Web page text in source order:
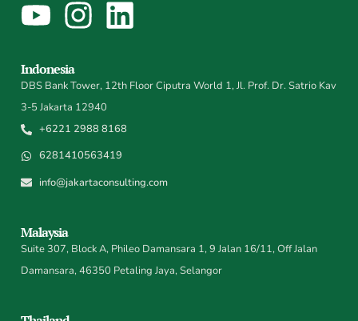
Indonesia
DBS Bank Tower, 12th Floor Ciputra World 1, Jl. Prof. Dr. Satrio Kav
3-5 Jakarta 12940
+6221 2988 8168
6281410563419
info@jakartaconsulting.com
Malaysia
Suite 307, Block A, Phileo Damansara 1, 9 Jalan 16/11, Off Jalan
Damansara, 46350 Petaling Jaya, Selangor